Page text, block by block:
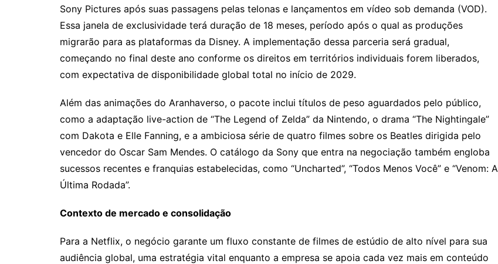
Sony Pictures após suas passagens pelas telonas e lançamentos em vídeo sob demanda (VOD).
Essa janela de exclusividade terá duração de 18 meses, período após o qual as produções
migrarão para as plataformas da Disney. A implementação dessa parceria será gradual,
começando no final deste ano conforme os direitos em territórios individuais forem liberados,
com expectativa de disponibilidade global total no início de 2029.
Além das animações do Aranhaverso, o pacote inclui títulos de peso aguardados pelo público,
como a adaptação live-action de “The Legend of Zelda” da Nintendo, o drama “The Nightingale”
com Dakota e Elle Fanning, e a ambiciosa série de quatro filmes sobre os Beatles dirigida pelo
vencedor do Oscar Sam Mendes. O catálogo da Sony que entra na negociação também engloba
sucessos recentes e franquias estabelecidas, como “Uncharted”, “Todos Menos Você” e “Venom: A
Última Rodada”.
Contexto de mercado e consolidação
Para a Netflix, o negócio garante um fluxo constante de filmes de estúdio de alto nível para sua
audiência global, uma estratégia vital enquanto a empresa se apoia cada vez mais em conteúdo